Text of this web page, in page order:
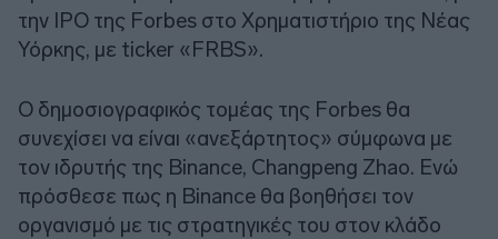
την IPO της Forbes στο Χρηματιστήριο της Νέας
Υόρκης, με ticker «FRBS».
Ο δημοσιογραφικός τομέας της Forbes θα
συνεχίσει να είναι «ανεξάρτητος» σύμφωνα με
τον ιδρυτής της Binance, Changpeng Zhao. Ενώ
πρόσθεσε πως η Binance θα βοηθήσει τον
οργανισμό με τις στρατηγικές του στον κλάδο